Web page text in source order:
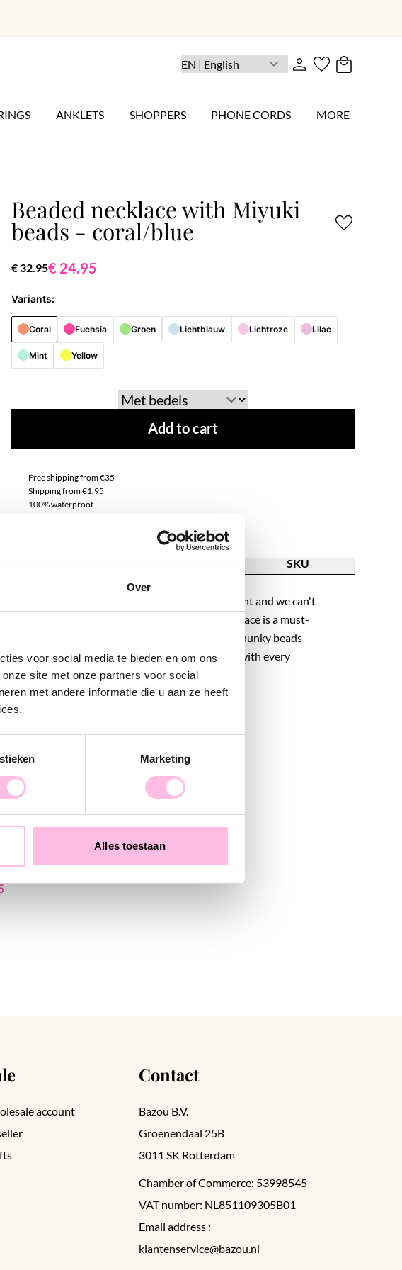
Over
voor social media te bieden en om ons
site met onze partners voor social
met andere informatie die u aan ze heeft
Marketing
Alles toestaan
ANKLETS SHOPPERS PHONE CORDS MORE
Beaded necklace with Miyuki
beads - coral/blue
€ 32.95€ 24.95
Variants:
Coral Fuchsia Groen Lichtblauw Lichtroze Lilac
Mint Yellow
Add to cart
Free shipping from €35
Shipping from €1.95
100% waterproof
SKU
Hot item alert! Beads are the trend of the moment and we can't
wait to share this with you! The XL beaded necklace is a must-
have for your jewelry collection. Thanks to the chunky beads
and bright colors, this statement necklace goes with every
outfit. Wear it solo and spice up your look, girl!
Stainless steel hoop earrings with small fish, mini heart and pearl - light pink
account
Contact
Bazou B.V.
Groenendaal 25B
3011 SK Rotterdam
Chamber of Commerce: 53998545
VAT number: NL851109305B01
Email address :
klantenservice@bazou.nl